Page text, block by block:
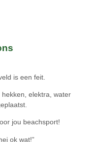
is een feit.
elektra, water
jou beachsport!
ok wat!”